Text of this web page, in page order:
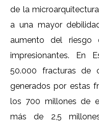
de la
a una mayor
aumento del riesgo
impresionantes. En
50.000 fracturas de
generados por estas
los 700 millones de
más de 2,5